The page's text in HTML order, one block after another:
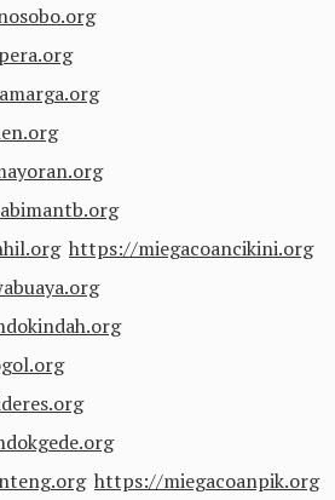
https://miegacoancikini.org
https://miegacoanpik.org